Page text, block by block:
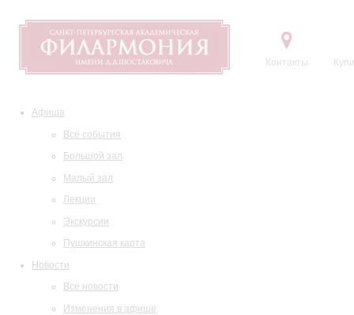
Контакты
Афиша
Все события
Большой зал
Малый зал
Лекции
Экскурсии
Пушкинская карта
Новости
Все новости
Изменения в афише